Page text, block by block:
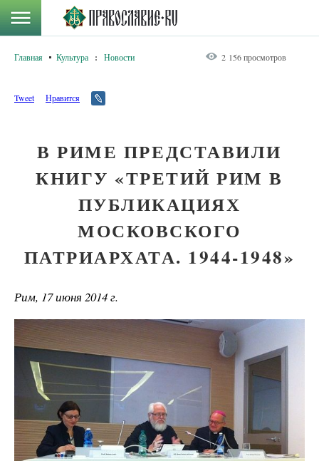
Главная Культура : Новости 2 156 просмотров
Tweet Нравится
В РИМЕ ПРЕДСТАВИЛИ
КНИГУ «ТРЕТИЙ РИМ В
ПУБЛИКАЦИЯХ
МОСКОВСКОГО
ПАТРИАРХАТА. 1944-1948»
Рим, 17 июня 2014 г.